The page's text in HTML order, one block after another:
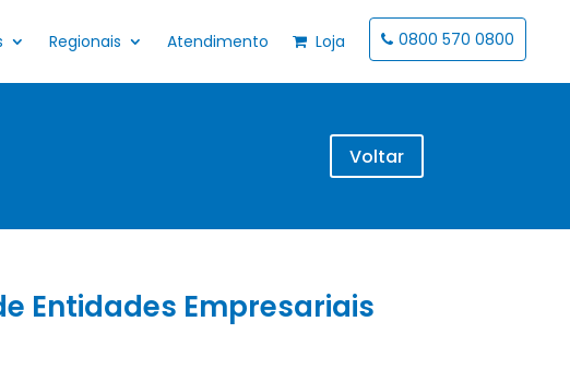
Regionais Atendimento Loja 0800 570 0800
Voltar
Entidades Empresariais